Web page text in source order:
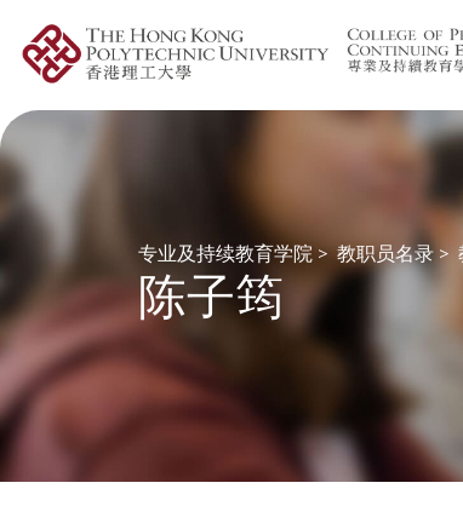
专业及持续教育学院 > 教职员名录 >
陈子筠